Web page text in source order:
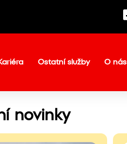
Ostatní služby O nás
novinky